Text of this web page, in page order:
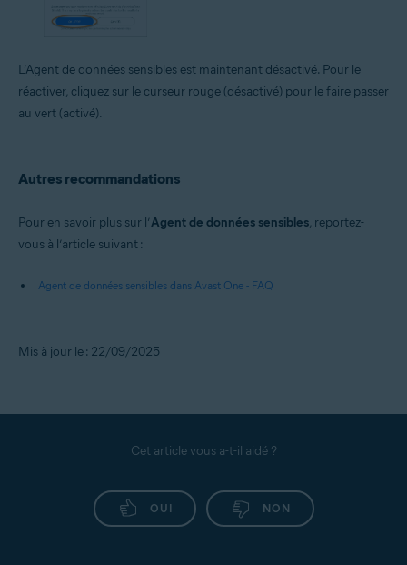
L’Agent de données sensibles est maintenant désactivé. Pour le
réactiver, cliquez sur le curseur rouge (désactivé) pour le faire passer
au vert (activé).
Autres recommandations
Pour en savoir plus sur l’Agent de données sensibles, reportez-
vous à l’article suivant :
Agent de données sensibles dans Avast One - FAQ
Mis à jour le : 22/09/2025
Cet article vous a-t-il aidé ?
OUI NON